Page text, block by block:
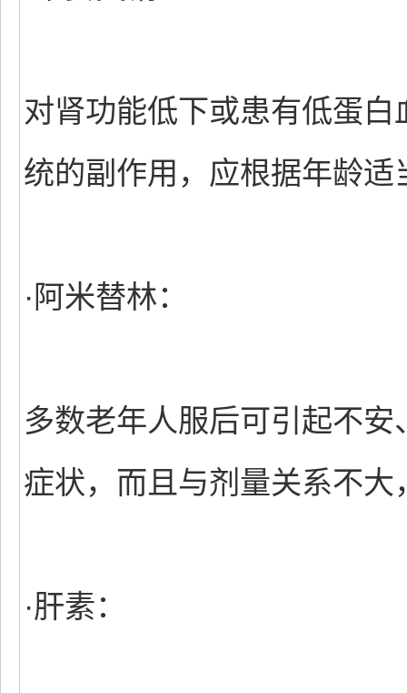
对肾功能低下或患有低蛋
统的副作用，应根据年龄适
·阿米替林：
多数老年人服后可引起不
症状，而且与剂量关系不
·肝素：